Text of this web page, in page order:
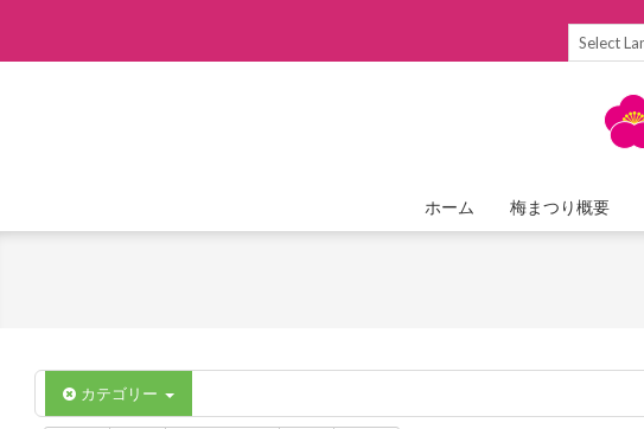
ホーム 梅まつり概要
カテゴリー